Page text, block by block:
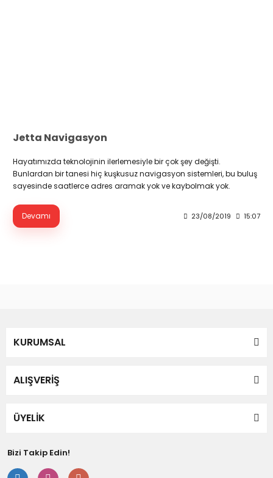
Jetta Navigasyon
Hayatımızda teknolojinin ilerlemesiyle bir çok şey değişti.
Bunlardan bir tanesi hiç kuşkusuz navigasyon sistemleri, bu buluş
sayesinde saatlerce adres aramak yok ve kaybolmak yok.
Devamı 23/08/2019 15:07
KURUMSAL
ALIŞVERİŞ
ÜYELİK
Bizi Takip Edin!